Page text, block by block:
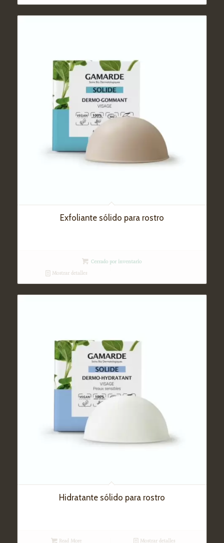
Exfoliante sólido para rostro
Cerrado por inventario
Mostrar detalles
Hidratante sólido para rostro